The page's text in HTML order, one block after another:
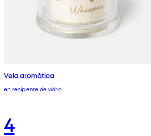
Vela aromática
en recipiente de vidrio
4